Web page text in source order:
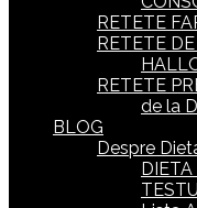
RETETE
RETETE
RETETE
de la
BLOG
Despre